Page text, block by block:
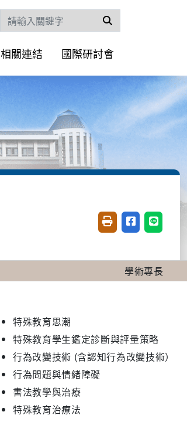
相關連結 國際研討會
友善列印(開新視窗)
分享至臉書(
分享至
學術專長
特殊教育思潮
特殊教育學生鑑定診斷與評量策略
行為改變技術 (含認知行為改變技術）
行為問題與情緒障礙
書法教學與治療
特殊教育治療法